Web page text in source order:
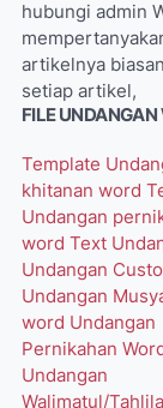
hubungi admin
artikelnya
setiap artikel,
FILE UNDANGAN
Template
khitanan word
Undangan
word Text
Undangan
Undangan
word Undangan
Pernikahan Word
Undangan
Walimatul/